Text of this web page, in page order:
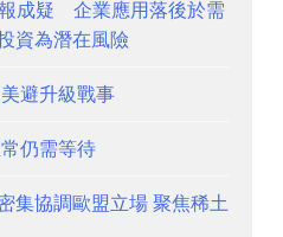
成疑 企業應用落後於需
資為潛在風險
避升級戰事
仍需等待
集協調歐盟立場 聚焦稀土